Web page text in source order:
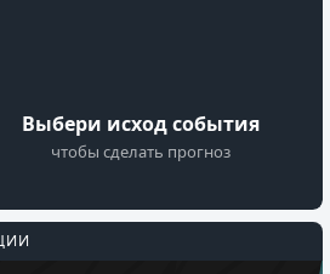
Выбери исход события
чтобы сделать прогноз